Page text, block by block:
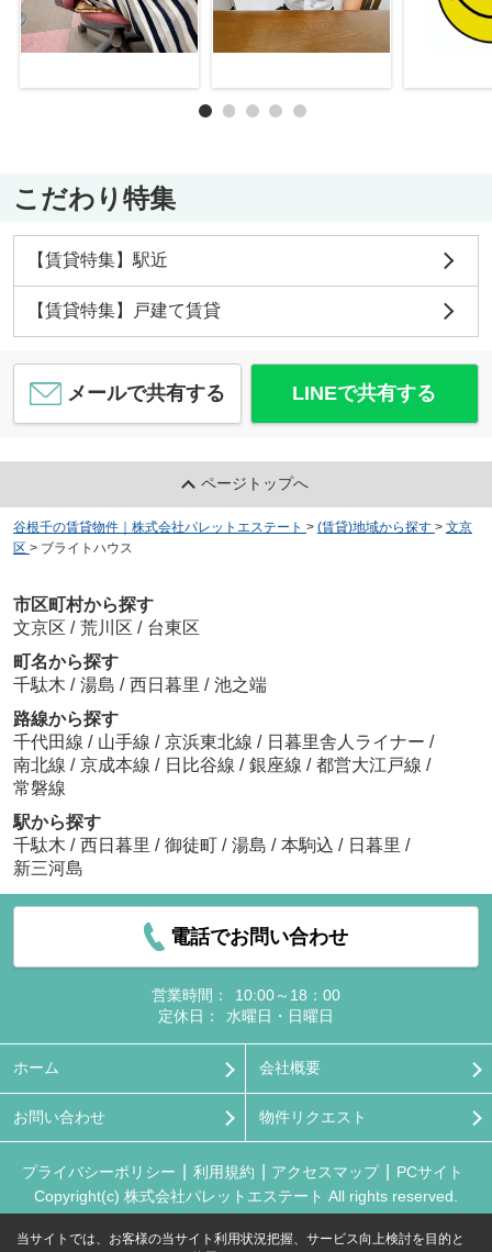
こだわり特集
【賃貸特集】駅近
【賃貸特集】戸建て賃貸
メールで共有する LINEで共有する
ページトップへ
谷根千の賃貸物件｜株式会社パレットエステート > (賃貸)地域から探す > 文京
区 > ブライトハウス
市区町村から探す
文京区 / 荒川区 / 台東区
町名から探す
千駄木 / 湯島 / 西日暮里 / 池之端
路線から探す
千代田線 / 山手線 / 京浜東北線 / 日暮里舎人ライナー /
南北線 / 京成本線 / 日比谷線 / 銀座線 / 都営大江戸線 /
常磐線
駅から探す
千駄木 / 西日暮里 / 御徒町 / 湯島 / 本駒込 / 日暮里 /
新三河島
電話でお問い合わせ
営業時間：
10:00～18：00
定休日：
水曜日・日曜日
ホーム 会社概要
お問い合わせ 物件リクエスト
プライバシーポリシー 利用規約 アクセスマップ
PCサイト
Copyright(c) 株式会社パレットエステート All rights reserved.
当サイトでは、お客様の当サイト利用状況把握、サービス向上検討を目的と